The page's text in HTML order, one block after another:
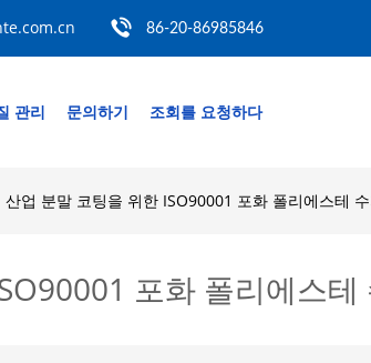
86-20-86985846
관리 문의하기 조회를 요청하다
산업 분말 코팅을 위한 ISO90001 포화 폴리에스테
포화 폴리에스테